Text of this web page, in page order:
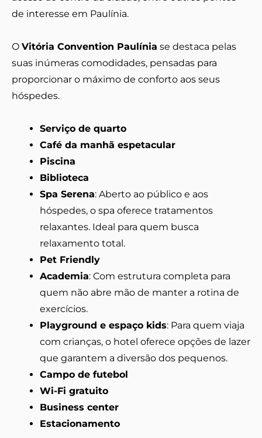
de interesse em Paulínia.
O Vitória Convention Paulínia se destaca pelas
suas inúmeras comodidades, pensadas para
proporcionar o máximo de conforto aos seus
hóspedes.
Serviço de quarto
Café da manhã espetacular
Piscina
Biblioteca
Spa Serena: Aberto ao público e aos
hóspedes, o spa oferece tratamentos
relaxantes. Ideal para quem busca
relaxamento total.
Pet Friendly
Academia: Com estrutura completa para
quem não abre mão de manter a rotina de
exercícios.
Playground e espaço kids: Para quem viaja
com crianças, o hotel oferece opções de lazer
que garantem a diversão dos pequenos.
Campo de futebol
Wi-Fi gratuito
Business center
Estacionamento